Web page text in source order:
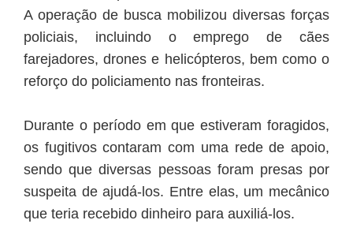
A operação de busca mobilizou diversas forças
policiais, incluindo o emprego de cães
farejadores, drones e helicópteros, bem como o
reforço do policiamento nas fronteiras.
Durante o período em que estiveram foragidos,
os fugitivos contaram com uma rede de apoio,
sendo que diversas pessoas foram presas por
suspeita de ajudá-los. Entre elas, um mecânico
que teria recebido dinheiro para auxiliá-los.